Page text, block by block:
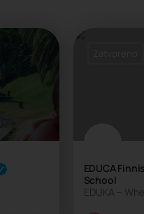
EDUCA
School